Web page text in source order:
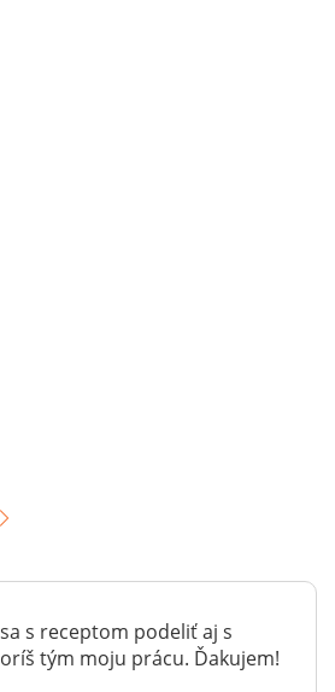
s receptom podeliť aj s
tým moju prácu. Ďakujem!